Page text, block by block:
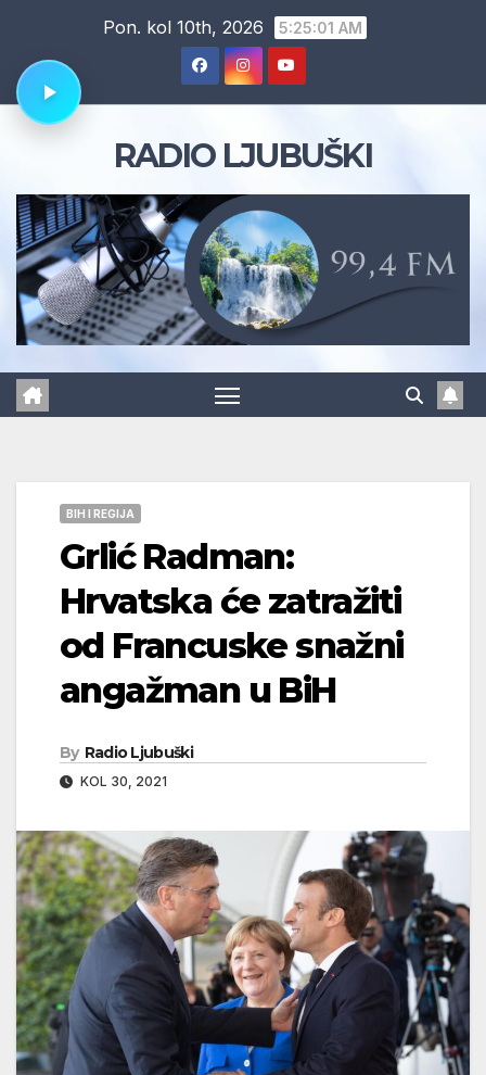
content
Pon. kol 10th, 2026 5:25:01 AM
RADIO LJUBUŠKI
BIH I REGIJA
Grlić Radman:
Hrvatska će zatražiti
od Francuske snažni
angažman u BiH
By Radio Ljubuški
KOL 30, 2021